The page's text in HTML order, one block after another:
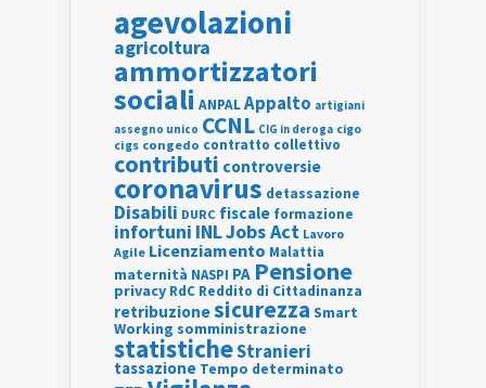
agevolazioni
agricoltura
ammortizzatori
sociali ANPALAppalto artigiani
assegno unico CCNL CIG in deroga cigo
cigs congedo contratto collettivo
contributi controversie
coronavirus detassazione
Disabili DURC fiscale formazione
infortuni INLJobs Act Lavoro
Agile Licenziamento Malattia
maternità NASPI PA Pensione
privacy RdC Reddito di Cittadinanza
retribuzionesicurezza Smart
Working somministrazione
statisticheStranieri
tassazione Tempo determinato